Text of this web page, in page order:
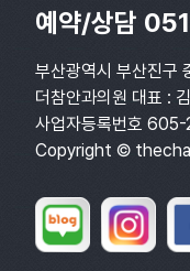
예약/상담
부산광역시 부산진구
더참안과의원 대표 :
사업자등록번호
Copyright ©